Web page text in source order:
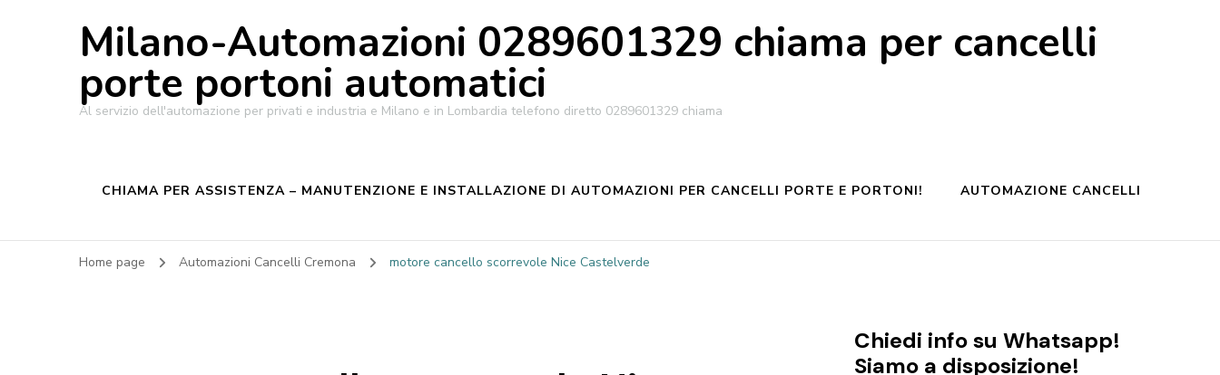
Milano-Automazioni 0289601329 chiama per cancelli
porte portoni automatici
Al servizio dell'automazione per privati e industria e Milano e in Lombardia telefono diretto 0289601329 chiama
CHIAMA PER ASSISTENZA – MANUTENZIONE E INSTALLAZIONE DI AUTOMAZIONI PER CANCELLI PORTE E PORTONI! AUTOMAZIONE CANCELLI
Home page Automazioni Cancelli Cremona motore cancello scorrevole Nice Castelverde
Chiedi info su Whatsapp!
Siamo a disposizione!